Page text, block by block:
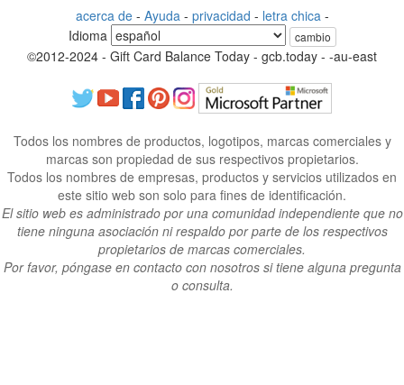
acerca de- Ayuda - privacidad - letra chica -
Idioma
cambio
©2012-2024 - Gift Card Balance Today - gcb.today - -au-east
Todos los nombres de productos, logotipos, marcas comerciales y
marcas son propiedad de sus respectivos propietarios.
Todos los nombres de empresas, productos y servicios utilizados en
este sitio web son solo para fines de identificación.
El sitio web es administrado por una comunidad independiente que no
tiene ninguna asociación ni respaldo por parte de los respectivos
propietarios de marcas comerciales.
Por favor, póngase en contacto con nosotros si tiene alguna pregunta
o consulta.